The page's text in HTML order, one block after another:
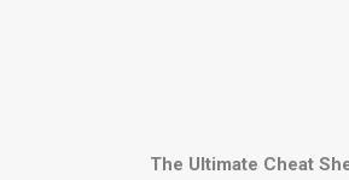
The Ultimate Cheat